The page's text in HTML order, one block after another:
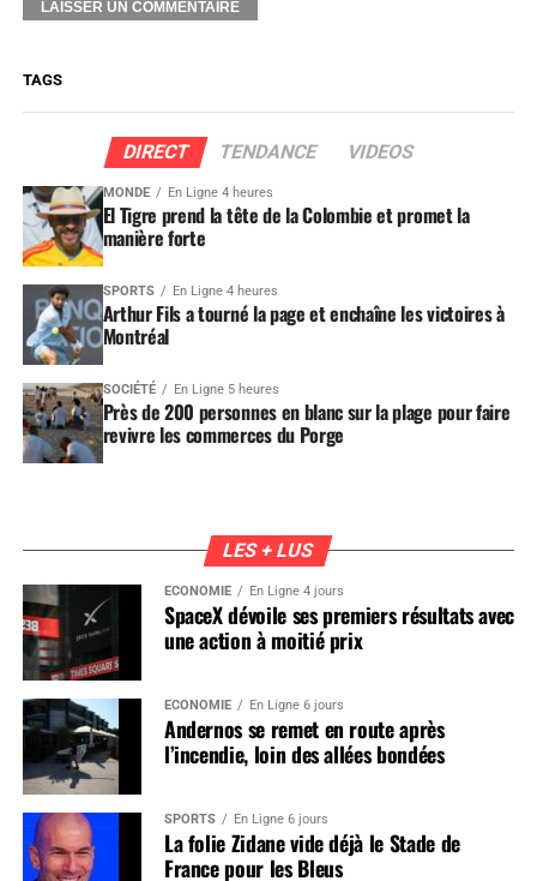
TAGS
DIRECT TENDANCE VIDEOS
MONDE En Ligne 4 heures
El Tigre prend la tête de la Colombie et promet la
manière forte
SPORTS En Ligne 4 heures
Arthur Fils a tourné la page et enchaîne les victoires à
Montréal
SOCIÉTÉ En Ligne 5 heures
Près de 200 personnes en blanc sur la plage pour faire
revivre les commerces du Porge
LES + LUS
ÉCONOMIE En Ligne 4 jours
SpaceX dévoile ses premiers résultats avec
une action à moitié prix
ÉCONOMIE En Ligne 6 jours
Andernos se remet en route après
l’incendie, loin des allées bondées
SPORTS En Ligne 6 jours
La folie Zidane vide déjà le Stade de
France pour les Bleus